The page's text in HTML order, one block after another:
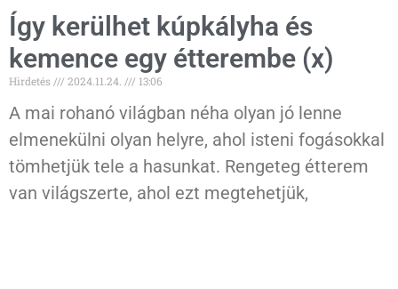
Így kerülhet kúpkályha és
kemence egy étterembe (x)
Hirdetés 2024.11.24. 13:06
A mai rohanó világban néha olyan jó lenne
elmenekülni olyan helyre, ahol isteni fogásokkal
tömhetjük tele a hasunkat. Rengeteg étterem
van világszerte, ahol ezt megtehetjük,